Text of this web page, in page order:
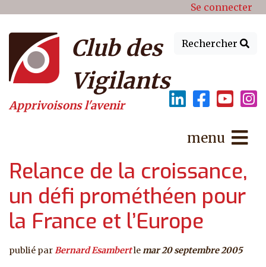
Menu du compte de Se connecter
Rechercher
Club des
Vigilants
Apprivoisons l'avenir
menu
Relance de la croissance,
un défi prométhéen pour
la France et l’Europe
publié parBernard Esambertlemar 20 septembre 2005